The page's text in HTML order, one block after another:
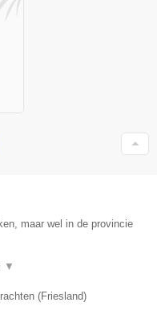
maar wel in de provincie
▼
(Friesland)